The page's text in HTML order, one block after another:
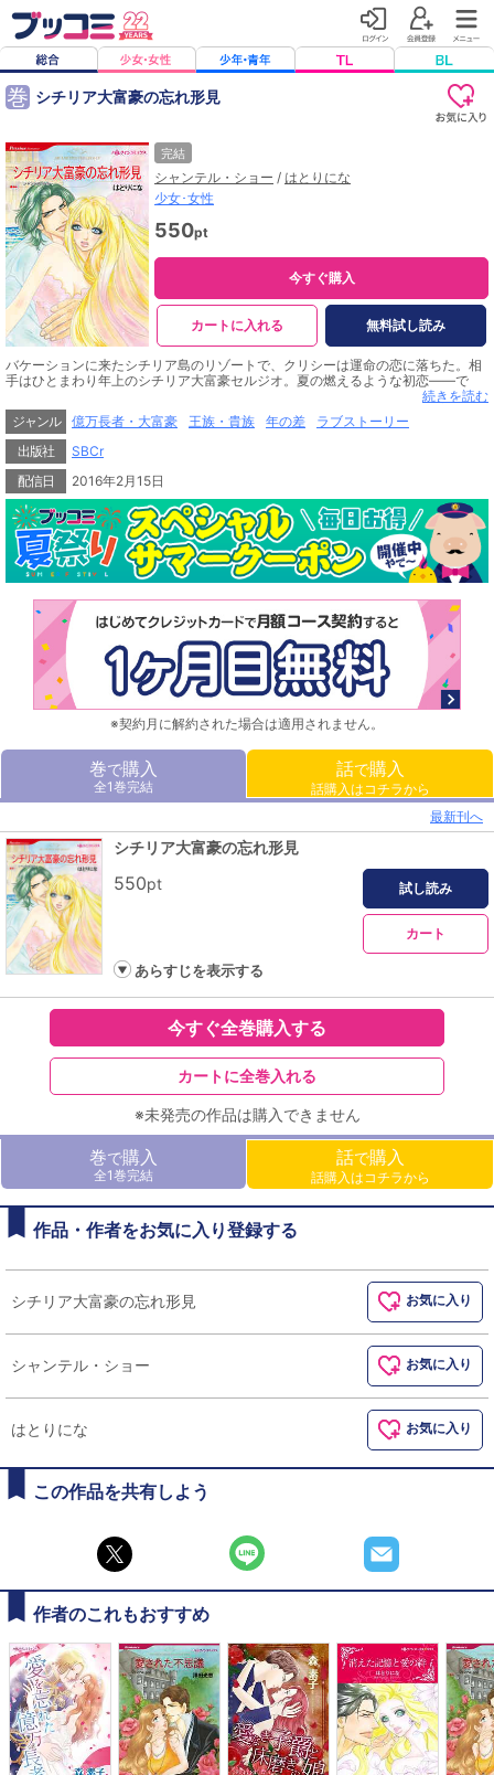
巻 シチリア大富豪の忘れ形見
完結
シャンテル・ショー / はとりにな
少女･女性
550pt
今すぐ購入
カートに入れる 無料試し読み
バケーションに来たシチリア島のリゾートで、クリシーは運命の恋に落ちた。相
手はひとまわり年上のシチリア大富豪セルジオ。夏の燃えるような初恋――で
も、生涯ただひとつの恋だと思っていたのは彼女だけだった。彼は家庭をもつつ
もりはなく、クリシーをただそばに置きたいだけだと言った。愛人になれという
こと? 胸がひきさかれるような痛みをこらえ、クリシーは別れを告げた。4年
後、子供を抱え、困窮した生活を送るクリシーは新聞で彼の婚約発表を知り…!?
続きを読む
ジャンル
億万長者・大富豪 王族・貴族 年の差
ラブストーリー
出版社
SBCr
配信日
2016年2月15日
※契約月に解約された場合は適用されません。
巻で購入
全1巻完結
話で購入
話購入はコチラから
最新刊へ
シチリア大富豪の忘れ形見
550pt 試し読み
カート
あらすじを表示する
今すぐ全巻購入する
カートに全巻入れる
※未発売の作品は購入できません
巻で購入
全1巻完結
話で購入
話購入はコチラから
作品・作者をお気に入り登録する
シチリア大富豪の忘れ形見 お気に入り
シャンテル・ショー お気に入り
はとりにな お気に入り
この作品を共有しよう
作者のこれもおすすめ